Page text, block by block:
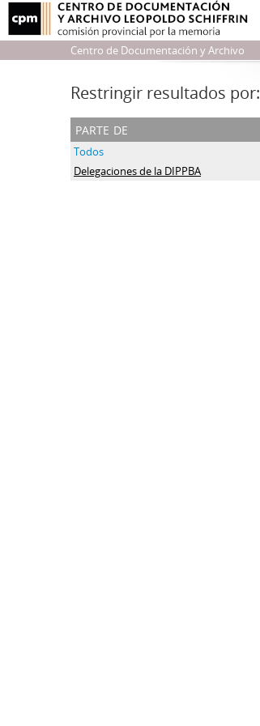
Centro de Documentación y Archivo
Restringir resultados por:
parte de
Todos
Delegaciones de la DIPPBA